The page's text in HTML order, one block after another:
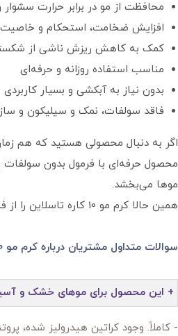
محافظت از مو در برابر حرارت سشوار
افزایش ضخامت، استحکام و خاصیت
کمک به کاهش ریزش ناشی از
مناسب استفاده روزانه و حرفه‌ای
بدون نیاز به آبکشی و بسیار کاربردی
فاقد سولفات، نمک و سیلیکون و
محصول حرفه‌ای با فرمول بدون سولفات
موها می‌بخشد.
همین حالا کرم مو 10 کاره تاسلاین را از فروشگاه مه‌روشو تهیه کنید و تفاوت را از اولین استفاده احساس کنید.
سوالات متداول مشتریان درباره کرم مو 10 کاره تاسلاین مناسب موهای فر:
+ این محصول برای موهای خشک و
- کاملاً. وجود کراتین هیدرولیز شده،